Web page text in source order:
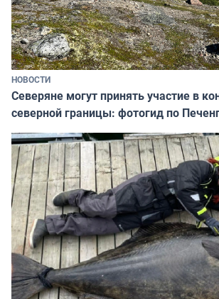
НОВОСТИ
Северяне могут принять участие в
северной границы: фотогид по